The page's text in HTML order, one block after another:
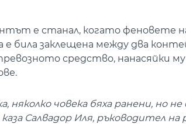
е станал, когато феновете
била заклещена между два
средство, нанасяйки
няколко човека бяха ранени, но
каза Салвадор Иля, ръководител